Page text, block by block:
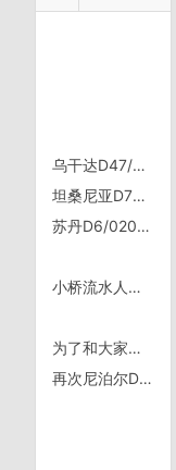
乌干达D47/0704，早上刚看到@草鞋琴 在坦桑住超载检查站的事
坦桑尼亚D71/1008，进入Mikumi
苏丹D6/0208㊁，Dongola
小桥流水人家｜骑行墨西哥
为了和大家一起微信运动，我把时区都设成北京了
再次尼泊尔D27/1003，订机票㊀